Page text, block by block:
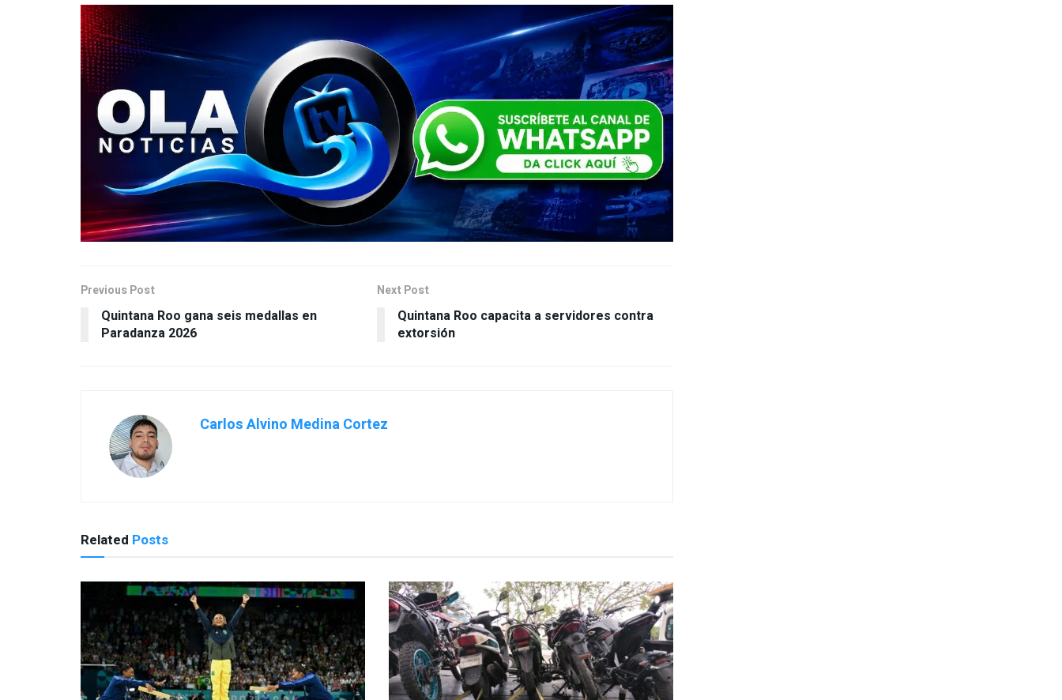
Previous Post
Quintana Roo gana seis medallas en
Paradanza 2026
Next Post
Quintana Roo capacita a servidores contra
extorsión
Carlos Alvino Medina Cortez
Related Posts